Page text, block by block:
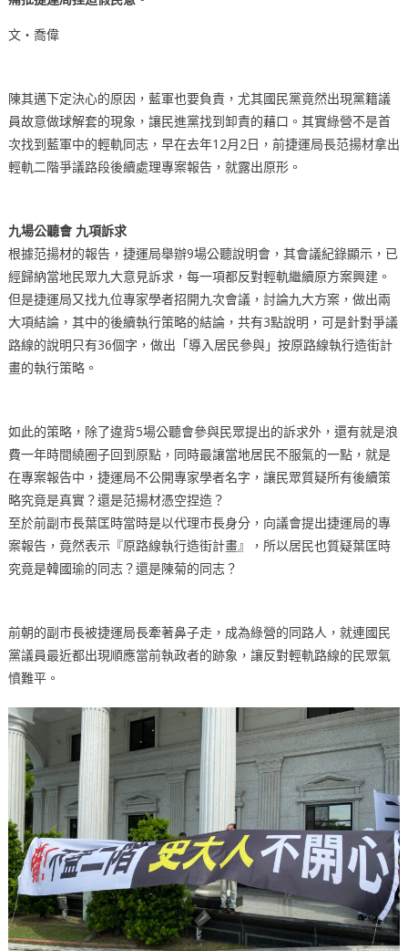
文‧喬偉
陳其邁下定決心的原因，藍軍也要負責，尤其國民黨竟然出現黨籍議
員故意做球解套的現象，讓民進黨找到卸責的藉口。其實綠營不是首
次找到藍軍中的輕軌同志，早在去年12月2日，前捷運局長范揚材拿出
輕軌二階爭議路段後續處理專案報告，就露出原形。
九場公聽會 九項訴求
根據范揚材的報告，捷運局舉辦9場公聽說明會，其會議紀錄顯示，已
經歸納當地民眾九大意見訴求，每一項都反對輕軌繼續原方案興建。
但是捷運局又找九位專家學者招開九次會議，討論九大方案，做出兩
大項結論，其中的後續執行策略的結論，共有3點說明，可是針對爭議
路線的說明只有36個字，做出「導入居民參與」按原路線執行造街計
畫的執行策略。
如此的策略，除了違背5場公聽會參與民眾提出的訴求外，還有就是浪
費一年時間繞圈子回到原點，同時最讓當地居民不服氣的一點，就是
在專案報告中，捷運局不公開專家學者名字，讓民眾質疑所有後續策
略究竟是真實？還是范揚材憑空捏造？
至於前副市長葉匡時當時是以代理市長身分，向議會提出捷運局的專
案報告，竟然表示『原路線執行造街計畫』，所以居民也質疑葉匡時
究竟是韓國瑜的同志？還是陳菊的同志？
前朝的副市長被捷運局長牽著鼻子走，成為綠營的同路人，就連國民
黨議員最近都出現順應當前執政者的跡象，讓反對輕軌路線的民眾氣
憤難平。